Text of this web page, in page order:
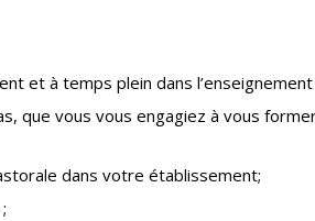
et à temps plein dans l’enseignement
que vous vous engagiez à vous
dans votre établissement;